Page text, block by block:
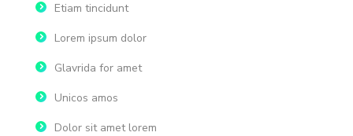
Etiam tincidunt
Lorem ipsum dolor
Glavrida for amet
Unicos amos
Dolor sit amet lorem